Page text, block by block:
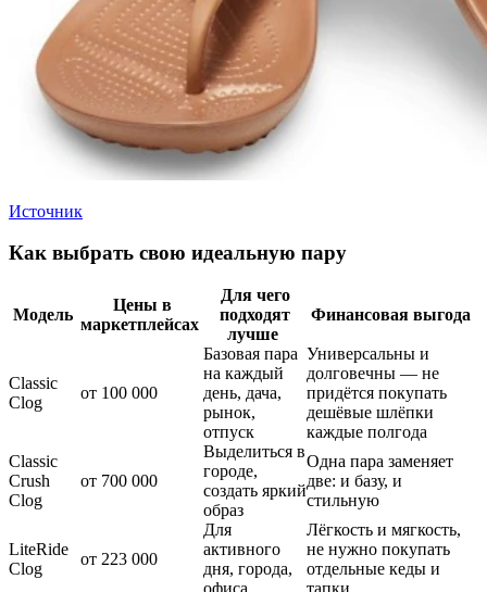
Источник
Как выбрать свою идеальную пару
Модель
Цены в
маркетплейсах
Для чего
подходят
лучше
Финансовая выгода
Classic
Clog
от 100 000
Базовая пара
на каждый
день, дача,
рынок,
отпуск
Универсальны и
долговечны — не
придётся покупать
дешёвые шлёпки
каждые полгода
Classic
Crush
Clog
от 700 000
Выделиться в
городе,
создать яркий
образ
Одна пара заменяет
две: и базу, и
стильную
LiteRide
Clog
от 223 000
Для
активного
дня, города,
Лёгкость и мягкость,
не нужно покупать
отдельные кеды и